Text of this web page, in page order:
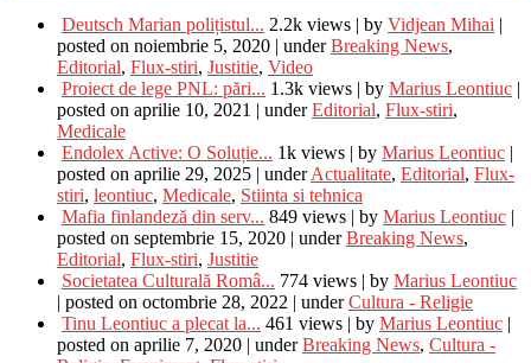
Deutsch Marian polițistul... 2.2k views | by Vidjean Mihai |
posted on noiembrie 5, 2020 | underBreaking News,
Editorial, Flux-stiri, Justitie, Video
Proiect de lege PNL: pări... 1.3k views | by Marius Leontiuc |
posted on aprilie 10, 2021 | underEditorial, Flux-stiri,
Medicale
Endolex Active: O Soluție... 1k views | by Marius Leontiuc |
posted on aprilie 29, 2025 | underActualitate, Editorial, Flux-
stiri, leontiuc, Medicale, Stiinta si tehnica
Mafia finlandeză din serv... 849 views | by Marius Leontiuc |
posted on septembrie 15, 2020 | underBreaking News,
Editorial, Flux-stiri, Justitie
Societatea Culturală Româ... 774 views | by Marius Leontiuc
| posted on octombrie 28, 2022 | underCultura - Religie
Tinu Leontiuc a plecat la... 461 views | by Marius Leontiuc |
posted on aprilie 7, 2020 | underBreaking News, Cultura -